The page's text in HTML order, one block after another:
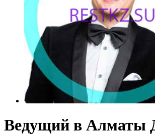
Ведущий в Алматы